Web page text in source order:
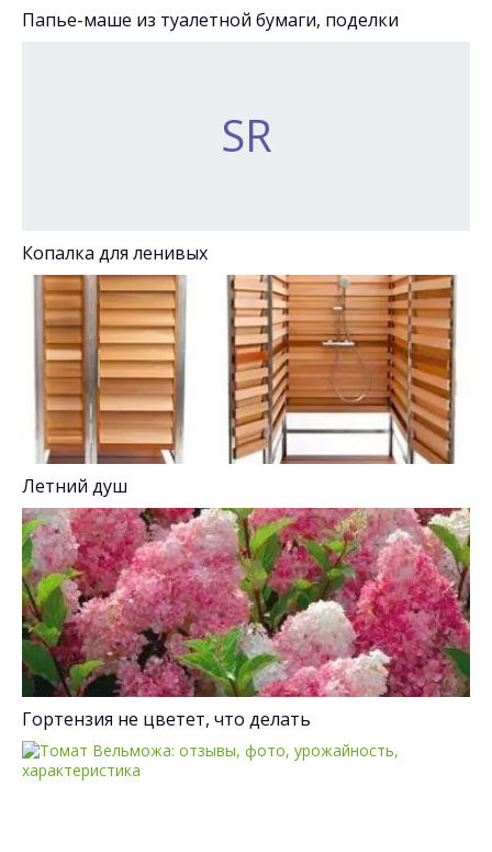
Папье-маше из туалетной бумаги, поделки
Копалка для ленивых
Летний душ
Гортензия не цветет, что делать